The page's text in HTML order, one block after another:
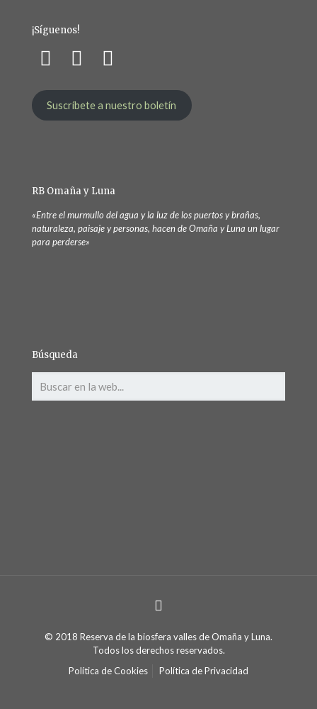
¡Síguenos!
Suscríbete a nuestro boletín
RB Omaña y Luna
«Entre el murmullo del agua y la luz de los puertos y brañas,
naturaleza, paisaje y personas, hacen de Omaña y Luna un lugar
para perderse»
Búsqueda
© 2018 Reserva de la biosfera valles de Omaña y Luna.
Todos los derechos reservados.
Política de Cookies
Política de Privacidad